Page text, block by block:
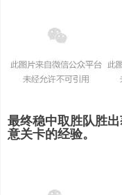
最终稳中取胜队胜
意关卡的经验。